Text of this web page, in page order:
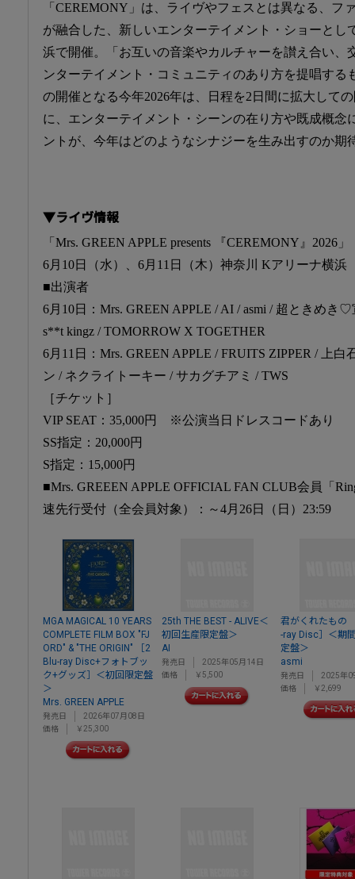
「CEREMONY」は、ライヴやフェスとは異なる、フ
が融合した、新しいエンターテイメント・ショーとし
浜で開催。「お互いの音楽やカルチャーを讃え合い、
ンターテイメント・コミュニティのあり方を提唱する
の開催となる今年2026年は、日程を2日間に拡大して
に、エンターテイメント・シーンの在り方や既成概念
ントが、今年はどのようなシナジーを生み出すのか期
▼ライヴ情報
「Mrs. GREEN APPLE presents 『CEREMONY』2026」
6月10日（水）、6月11日（木）神奈川 Kアリーナ横浜
■出演者
6月10日：Mrs. GREEN APPLE / AI / asmi / 超ときめき
s**t kingz / TOMORROW X TOGETHER
6月11日：Mrs. GREEN APPLE / FRUITS ZIPPER / 上
ン / ネクライトーキー / サカグチアミ / TWS
［チケット］
VIP SEAT：35,000円 ※公演当日ドレスコードあり
SS指定：20,000円
S指定：15,000円
■Mrs. GREEEN APPLE OFFICIAL FAN CLUB会員「
速先行受付（全会員対象）：～4月26日（日）23:59
MGA MAGICAL 10 YEARS
COMPLETE FILM BOX "FJ
ORD" & "THE ORIGIN" ［2
Blu-ray Disc+フォトブッ
ク+グッズ］＜初回限定盤
＞
Mrs. GREEN APPLE
発売日
2026年07月08日
価格
￥25,300
25th THE BEST - ALIVE＜
初回生産限定盤＞
AI
発売日
2025年05月14日
価格
￥5,500
君がくれたもの
-ray Disc］＜期
定盤＞
asmi
発売日
2025年
価格
￥2,699